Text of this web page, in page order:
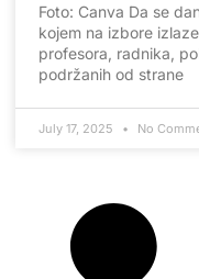
Foto: Canva Da se
kojem na izbore
profesora, radnika,
podržanih od strane
July 17, 2025 No